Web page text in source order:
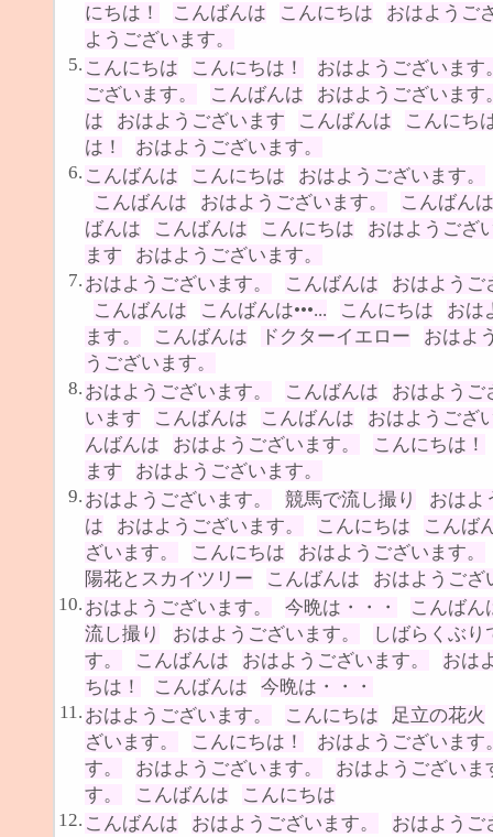
にちは！
こんばんは こんにちは
おはようご
ようございます。
5. こんにちは こんにちは！
おはようございます
ございます。
こんばんは
おはようございます
は
おはようございます こんばんは
こんにち
は！
おはようございます。
6. こんばんは こんにちは
おはようございます。
こんばんは
おはようございます。
こんばんは
ばんは
こんばんは こんにちは
おはようござ
ます
おはようございます。
7. おはようございます。 こんばんは
おはようご
こんばんは
こんばんは•••... こんにちは
おは
ます。
こんばんは ドクターイエロー
おはよ
うございます。
8. おはようございます。 こんばんは
おはようご
います
こんばんは こんばんは
おはようござ
んばんは
おはようございます。
こんにちは！
ます
おはようございます。
9. おはようございます。 競馬で流し撮り
おはよ
は
おはようございます。 こんにちは
こんば
ざいます。
こんにちは
おはようございます。
陽花とスカイツリー
こんばんは
おはようござ
10. おはようございます。 今晩は・・・
こんばん
流し撮り
おはようございます。
しばらくぶり
す。
こんばんは おはようございます。
おは
ちは！
こんばんは
今晩は・・・
11. おはようございます。 こんにちは
足立の花火
ざいます。
こんにちは！
おはようございます
す。
おはようございます。
おはようございま
す。
こんばんは
こんにちは
12. こんばんは おはようございます。
おはようご